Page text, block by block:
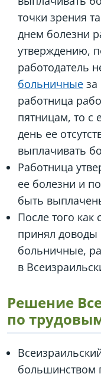
точки зрения
днем болезни
утверждению,
работодатель
больничные
работница
пятницам, то с
день ее
выплачивать
Работница
ее болезни и
быть
После того
принял доводы
больничные,
в
Решение
по
большинством